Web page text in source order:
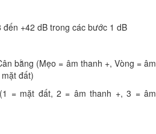
đến +42 dB trong các bước 1 dB
bằng (Mẹo = âm thanh +, Vòng = âm
đất)
= mặt đất, 2 = âm thanh +, 3 = âm